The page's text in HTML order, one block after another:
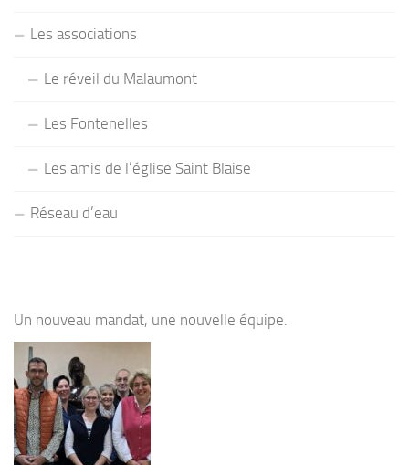
Les associations
Le réveil du Malaumont
Les Fontenelles
Les amis de l’église Saint Blaise
Réseau d’eau
Un nouveau mandat, une nouvelle équipe.